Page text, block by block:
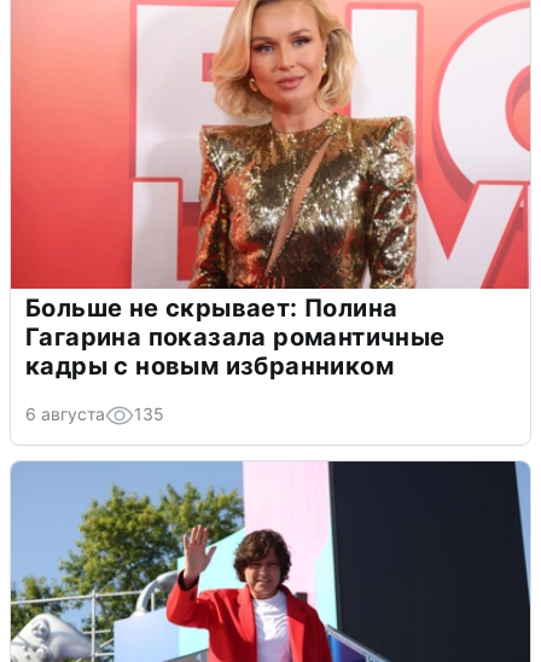
Больше не скрывает: Полина
Гагарина показала романтичные
кадры с новым избранником
6 августа 135